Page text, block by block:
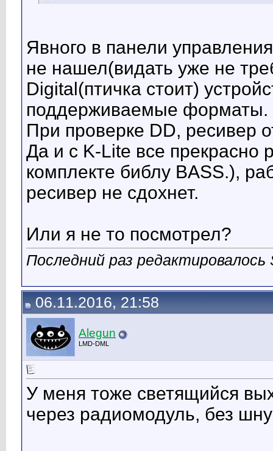
Явного в панели
не нашел(видать уже не
Digital(птичка стоит)
поддерживаемые форматы.
При проверке DD, ресивер
Да и с K-Lite все прекрасно
комплекте библу BASS.),
ресивер не сдохнет.
Или я не то посмотрел?
Последний раз
06.11.2016, 21:58
Alegun
LMD-DML
У меня тоже светящийся
через радиомодуль, без